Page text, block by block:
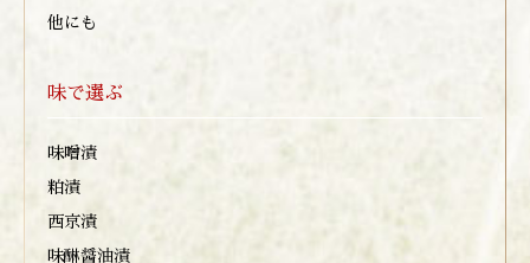
他にも
味で選ぶ
味噌漬
粕漬
西京漬
味醂醤油漬